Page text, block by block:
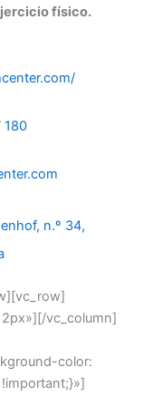
físico.
180
n.º 34,
vc_column]
color: